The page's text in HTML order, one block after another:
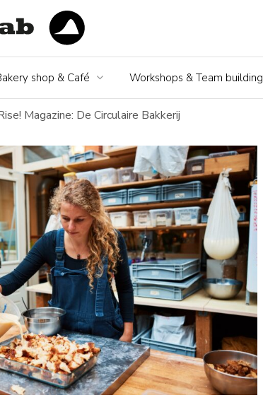
shop & Café Workshops & Team building
Magazine: De Circulaire Bakkerij